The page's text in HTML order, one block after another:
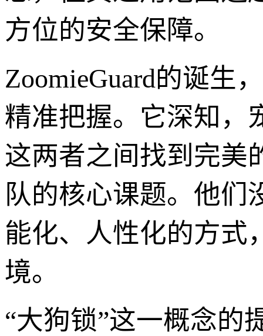
方位的安全保障。
ZoomieGuard的诞生
精准把握。它深知，
这两者之间找到完美
队的核心课题。他们
能化、人性化的方式
境。
“大狗锁”这一概念的